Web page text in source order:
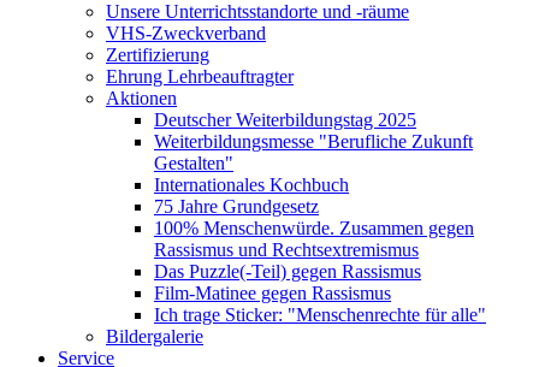
Unsere Unterrichtsstandorte und -räume
VHS-Zweckverband
Zertifizierung
Ehrung Lehrbeauftragter
Aktionen
Deutscher Weiterbildungstag 2025
Weiterbildungsmesse "Berufliche Zukunft
Gestalten"
Internationales Kochbuch
75 Jahre Grundgesetz
100% Menschenwürde. Zusammen gegen
Rassismus und Rechtsextremismus
Das Puzzle(-Teil) gegen Rassismus
Film-Matinee gegen Rassismus
Ich trage Sticker: "Menschenrechte für alle"
Bildergalerie
Service